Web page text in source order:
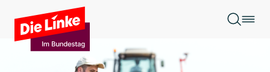
Zum Hauptinhalt springen